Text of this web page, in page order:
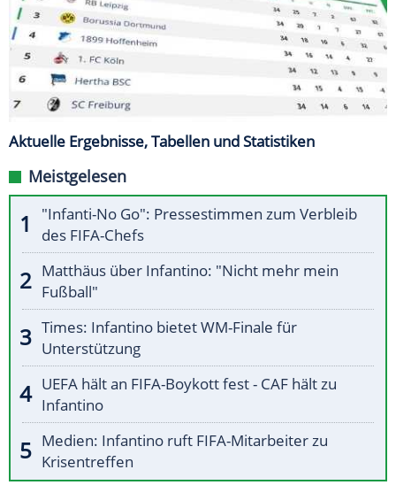
Aktuelle Ergebnisse, Tabellen und Statistiken
Meistgelesen
"Infanti-No Go": Pressestimmen zum Verbleib
des FIFA-Chefs
Matthäus über Infantino: "Nicht mehr mein
Fußball"
Times: Infantino bietet WM-Finale für
Unterstützung
UEFA hält an FIFA-Boykott fest - CAF hält zu
Infantino
Medien: Infantino ruft FIFA-Mitarbeiter zu
Krisentreffen